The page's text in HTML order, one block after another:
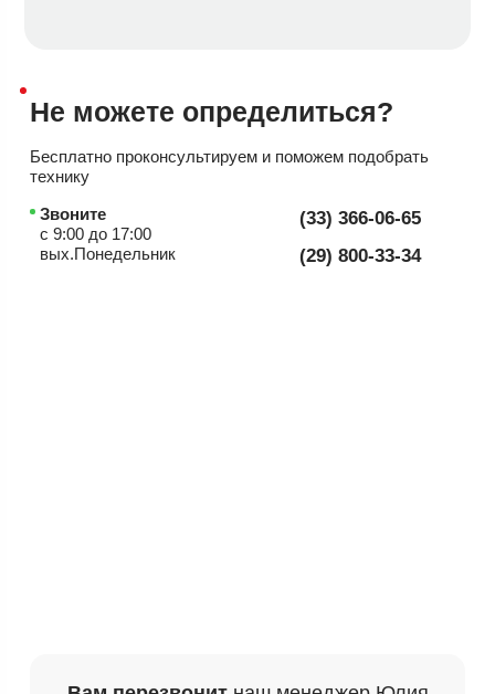
Не можете определиться?
Бесплатно проконсультируем и поможем подобрать
технику
Звоните
с 9:00 до 17:00
вых.Понедельник
(33) 366-06-65
(29) 800-33-34